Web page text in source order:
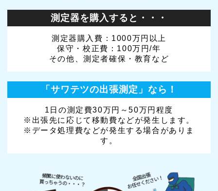
測定器を購入すると・・・
測定器購入費：1000万円以上
保守・校正費：100万円/年
その他、測定者確保・教育など
「サワテツの出張測定」なら！
1日の測定費30万円～50万円程度
※出張先に応じて移動費などが発生します。
※データ処理費などが発生する場合がありま
す。